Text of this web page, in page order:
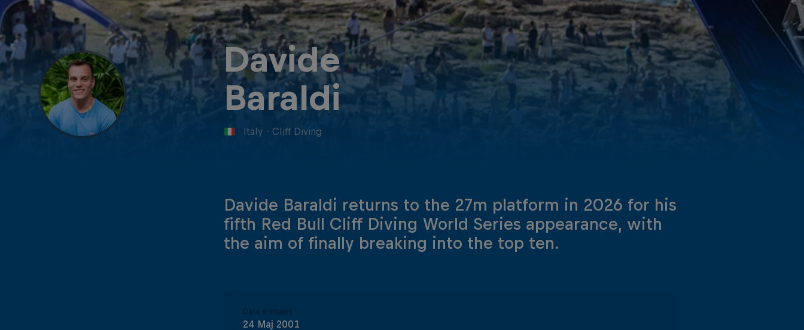
Davide
Baraldi
Italy · Cliff Diving
Davide Baraldi returns to the 27m platform in 2026 for his
fifth Red Bull Cliff Diving World Series appearance, with
the aim of finally breaking into the top ten.
Data e lindjes
24 Maj 2001